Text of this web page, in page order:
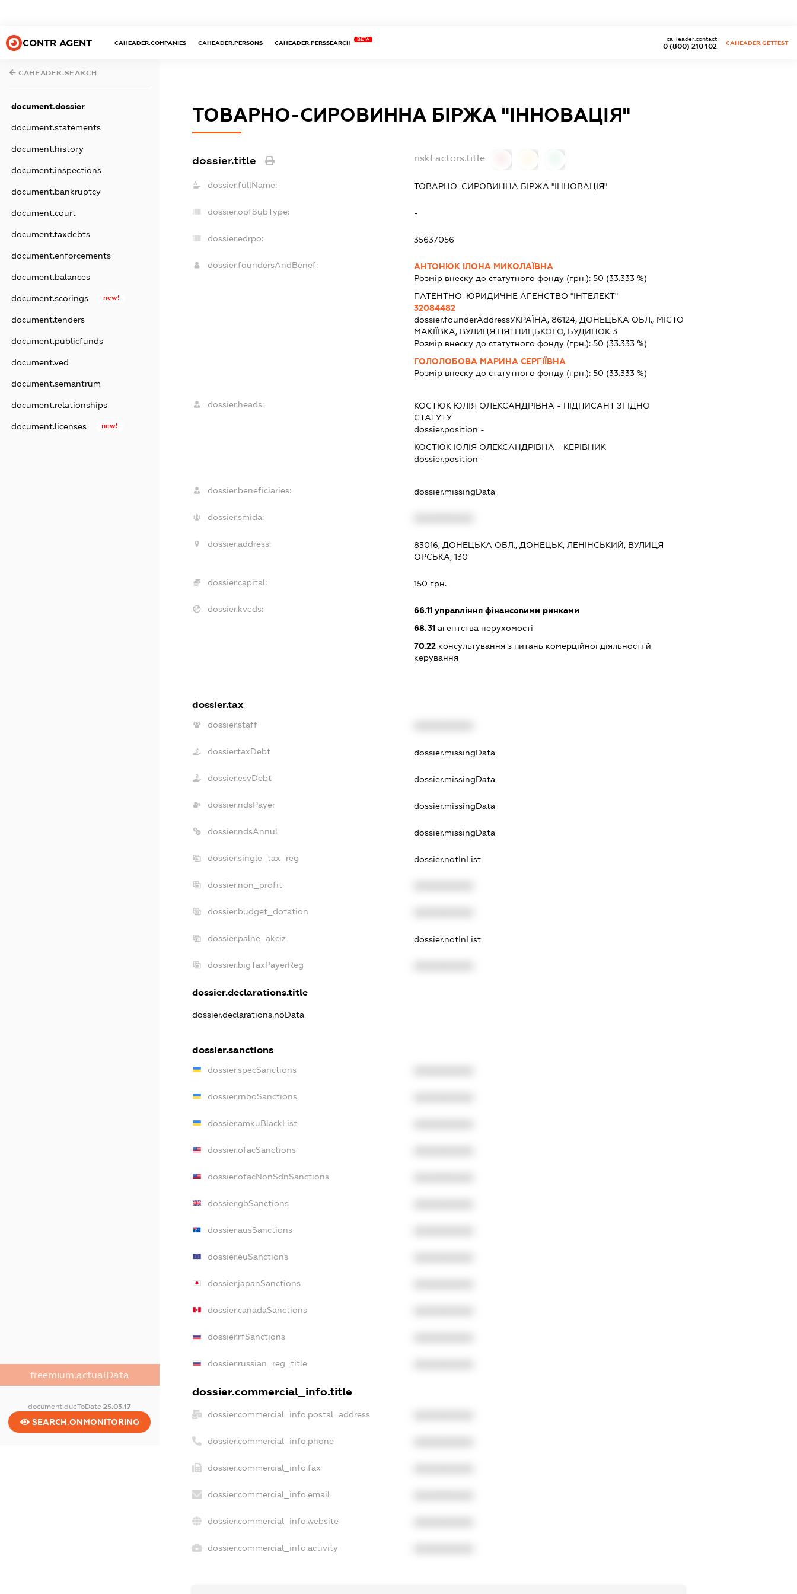
CONTR AGENT CAHEADER.COMPANIES CAHEADER.PERSONS CAHEADER.PERSSEARCH
BETA
0 (800) 210 102
caHeader.contact
CAHEADER.GETTEST
CAHEADER.SEARCH
document.dossier
document.statements
document.history
document.inspections
document.bankruptcy
document.court
document.taxdebts
document.enforcements
document.balances
document.scorings new!
document.tenders
document.publicfunds
document.ved
document.semantrum
document.relationships
document.licenses new!
freemium.actualData
document.dueToDate25.03.17
SEARCH.ONMONITORING
ТОВАРНО-СИРОВИННА БІРЖА "ІННОВАЦІЯ"
dossier.title riskFactors.title
dossier.fullName: ТОВАРНО-СИРОВИННА БІРЖА "ІННОВАЦІЯ"
dossier.opfSubType: -
dossier.edrpo: 35637056
dossier.foundersAndBenef:
АНТОНЮК ІЛОНА МИКОЛАЇВНА
Розмір внеску до статутного фонду (грн.): 50 (33.333 %)
ПАТЕНТНО-ЮРИДИЧНЕ АГЕНСТВО "ІНТЕЛЕКТ"
32084482
dossier.founderAddressУКРАЇНА, 86124, ДОНЕЦЬКА ОБЛ., МІСТО
МАКІЇВКА, ВУЛИЦЯ ПЯТНИЦЬКОГО, БУДИНОК 3
Розмір внеску до статутного фонду (грн.): 50 (33.333 %)
ГОЛОЛОБОВА МАРИНА СЕРГІЇВНА
Розмір внеску до статутного фонду (грн.): 50 (33.333 %)
dossier.heads: КОСТЮК ЮЛІЯ ОЛЕКСАНДРІВНА - ПІДПИСАНТЗГІДНО
СТАТУТУ
dossier.position -
КОСТЮК ЮЛІЯ ОЛЕКСАНДРІВНА - КЕРІВНИК
dossier.position -
dossier.beneficiaries: dossier.missingData
dossier.smida:
dossier.address:
83016, ДОНЕЦЬКА ОБЛ., ДОНЕЦЬК, ЛЕНІНСЬКИЙ, ВУЛИЦЯ
ОРСЬКА, 130
dossier.capital: 150 грн.
dossier.kveds: 66.11управління фінансовими ринками
68.31агентства нерухомості
70.22консультування з питань комерційної діяльності й
керування
dossier.tax
dossier.staff
dossier.taxDebt dossier.missingData
dossier.esvDebt dossier.missingData
dossier.ndsPayer dossier.missingData
dossier.ndsAnnul dossier.missingData
dossier.single_tax_reg dossier.notInList
dossier.non_profit
dossier.budget_dotation
dossier.palne_akciz dossier.notInList
dossier.bigTaxPayerReg
dossier.declarations.title
dossier.declarations.noData
dossier.sanctions
dossier.specSanctions
dossier.rnboSanctions
dossier.amkuBlackList
dossier.ofacSanctions
dossier.ofacNonSdnSanctions
dossier.gbSanctions
dossier.ausSanctions
dossier.euSanctions
dossier.japanSanctions
dossier.canadaSanctions
dossier.rfSanctions
dossier.russian_reg_title
dossier.commercial_info.title
dossier.commercial_info.postal_address
dossier.commercial_info.phone
dossier.commercial_info.fax
dossier.commercial_info.email
dossier.commercial_info.website
dossier.commercial_info.activity